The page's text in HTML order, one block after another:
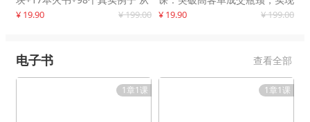
入门到精通实战方法
¥ 19.90 ¥ 199.00 IP商业价值最大化
¥ 19.90 ¥ 199.00
电子书 查看全部
1章1课 1章1课